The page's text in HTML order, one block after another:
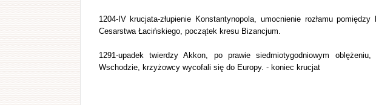
1204-IV krucjata-złupienie Konstantynopola, umocnienie rozłamu
Cesarstwa Łacińskiego, początek kresu Bizancjum.
1291-upadek twierdzy Akkon, po prawie siedmiotygodniowym
Wschodzie, krzyżowcy wycofali się do Europy. - koniec krucjat